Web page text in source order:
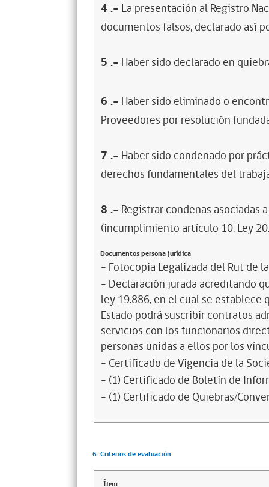
4 .- La presentación al Registro
documentos falsos, declarado así
5 .- Haber sido declarado en
6 .- Haber sido eliminado o
Proveedores por resolución
7 .- Haber sido condenado por
derechos fundamentales del
8 .- Registrar condenas asociadas
(incumplimiento artículo 10, Ley
Documentos persona jurídica
- Fotocopia Legalizada del Rut de
- Declaración jurada acreditando
ley 19.886, en el cual se
Estado podrá suscribir contratos
servicios con los funcionarios
personas unidas a ellos por los
- Certificado de Vigencia de la
- (1) Certificado de Boletín de
- (1) Certificado de Quiebras/
6. Criterios de evaluación
Ítem